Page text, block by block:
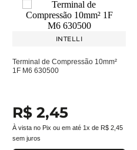
INTELLI
Terminal de Compressão 10mm²
1F M6 630500
R$ 2,45
À vista no Pix ou em até 1x de R$ 2 45
sem juros